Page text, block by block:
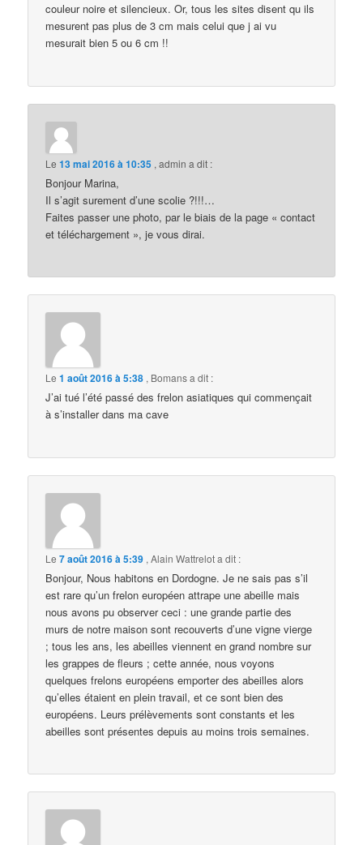
couleur noire et silencieux. Or, tous les sites disent qu ils
mesurent pas plus de 3 cm mais celui que j ai vu
mesurait bien 5 ou 6 cm !!
Le13 mai 2016 à 10:35 ,admin a dit :
Bonjour Marina,
Il s’agit surement d’une scolie ?!!!…
Faites passer une photo, par le biais de la page « contact
et téléchargement », je vous dirai.
Le1 août 2016 à 5:38 , Bomansa dit :
J’ai tué l’été passé des frelon asiatiques qui commençait
à s’installer dans ma cave
Le7 août 2016 à 5:39 ,Alain Wattrelota dit :
Bonjour, Nous habitons en Dordogne. Je ne sais pas s’il
est rare qu’un frelon européen attrape une abeille mais
nous avons pu observer ceci : une grande partie des
murs de notre maison sont recouverts d’une vigne vierge
; tous les ans, les abeilles viennent en grand nombre sur
les grappes de fleurs ; cette année, nous voyons
quelques frelons européens emporter des abeilles alors
qu’elles étaient en plein travail, et ce sont bien des
européens. Leurs prélèvements sont constants et les
abeilles sont présentes depuis au moins trois semaines.